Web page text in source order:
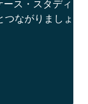
ス・スタディ
ながりましょ